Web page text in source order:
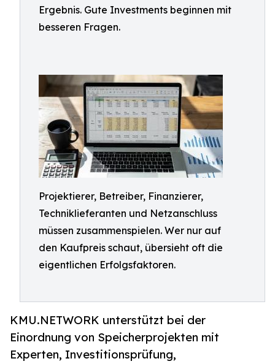
Ergebnis. Gute Investments beginnen mit
besseren Fragen.
Projektierer, Betreiber, Finanzierer,
Techniklieferanten und Netzanschluss
müssen zusammenspielen. Wer nur auf
den Kaufpreis schaut, übersieht oft die
eigentlichen Erfolgsfaktoren.
KMU.NETWORK unterstützt bei der
Einordnung von Speicherprojekten mit
Experten, Investitionsprüfung,